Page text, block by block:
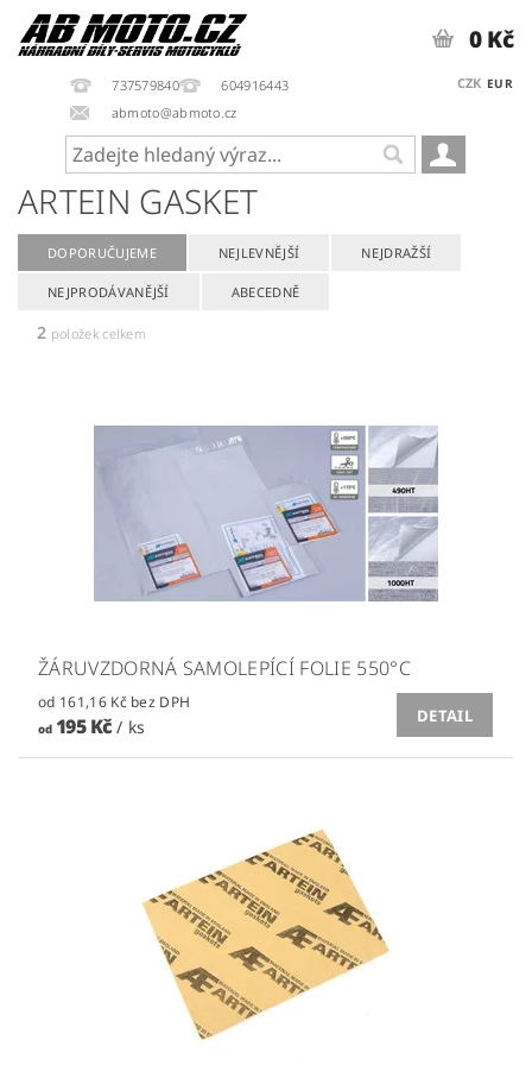
737579840
604916443
abmoto@abmoto.cz
CZK EUR
0 Kč
ARTEIN GASKET
DOPORUČUJEME NEJLEVNĚJŠÍ NEJDRAŽŠÍ
NEJPRODÁVANĚJŠÍ ABECEDNĚ
2 položek celkem
ŽÁRUVZDORNÁ SAMOLEPÍCÍ FOLIE 550°C
od 161,16 Kč bez DPH
od195 Kč/ ks
DETAIL